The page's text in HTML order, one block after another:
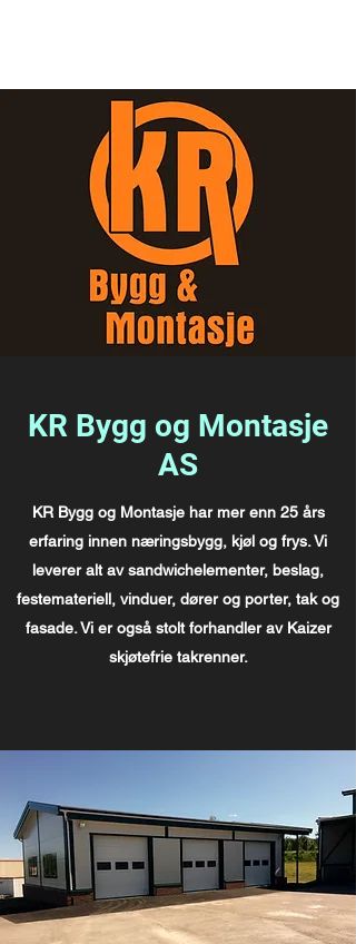
KR Bygg og Montasje
AS
KR Bygg og Montasje har mer enn 25 års
erfaring innen næringsbygg, kjøl og frys. Vi
leverer alt av sandwichelementer, beslag,
festemateriell, vinduer, dører og porter, tak og
fasade. Vi er også stolt forhandler av Kaizer
skjøtefrie takrenner.